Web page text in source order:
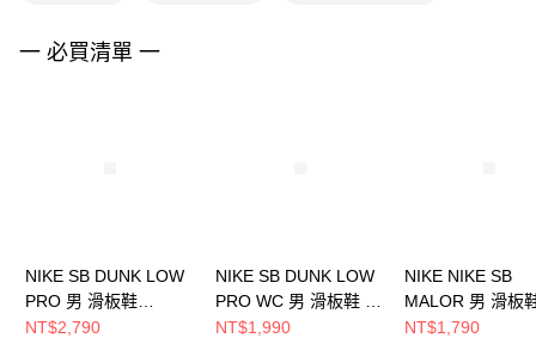
４．使用「AFTEE先享後付」時，將依據個別帳號之用戶狀況，依本公司即
一 必買清單 一
NIKE SB DUNK LOW
PRO 男 滑板鞋
FJ1674300
NT$2,790
NIKE SB DUNK LOW
PRO WC 男 滑板鞋 棕
FQ7585200
NT$1,990
NIKE NIKE SB
MALOR 男 滑板
FV6064201
NT$1,790